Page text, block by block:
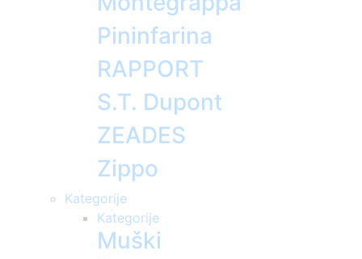
Pininfarina
RAPPORT
S.T. Dupont
ZEADES
Zippo
Kategorije
Kategorije
Muški